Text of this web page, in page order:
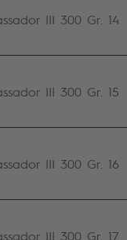
III 300 Gr. 14
III 300 Gr. 15
III 300 Gr. 16
III 300 Gr. 17